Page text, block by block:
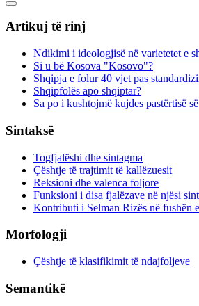
Artikuj të rinj
Ndikimi i ideologjisë në varietetet e
Si u bë Kosova "Kosovo"?
Shqipja e folur 40 vjet pas
Shqipfolës apo shqiptar?
Sa po i kushtojmë kujdes pastërtisë
Sintaksë
Togfjalëshi dhe sintagma
Çështje të trajtimit të kallëzuesit
Reksioni dhe valenca foljore
Funksioni i disa fjalëzave në njësi
Kontributi i Selman Rizës në fushën
Morfologji
Çështje të klasifikimit të ndajfoljeve
Semantikë